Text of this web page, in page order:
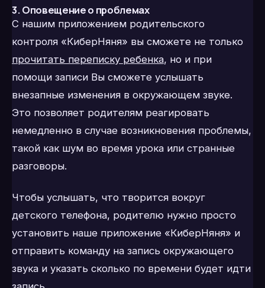
3. Оповещение о проблемах
С нашим приложением родительского
контроля «КиберНяня» вы сможете не только
прочитать переписку ребенка, но и при
помощи записи Вы сможете услышать
внезапные изменения в окружающем звуке.
Это позволяет родителям реагировать
немедленно в случае возникновения проблемы,
такой как шум во время урока или странные
разговоры.
Чтобы услышать, что творится вокруг
детского телефона, родителю нужно просто
установить наше приложение «КиберНяня» и
отправить команду на запись окружающего
звука и указать сколько по времени будет идти